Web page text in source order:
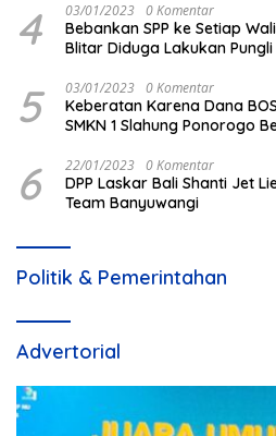
4 03/01/2023 0 Komentar
Bebankan SPP ke Setiap
Blitar Diduga Lakukan Pungli
5 03/01/2023 0 Komentar
Keberatan Karena Dana
SMKN 1 Slahung Ponorogo
6 22/01/2023 0 Komentar
DPP Laskar Bali Shanti Jet
Team Banyuwangi
Politik & Pemerintahan
Advertorial